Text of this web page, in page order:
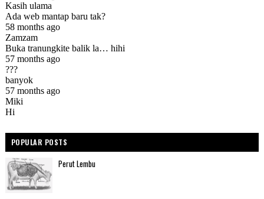
POPULAR POSTS
Perut Lembu